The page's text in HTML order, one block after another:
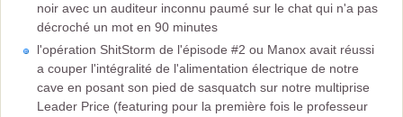
noir avec un auditeur inconnu paumé sur le chat qui n'a pas
décroché un mot en 90 minutes
l'opération ShitStorm de l'épisode #2 ou Manox avait réussi
a couper l'intégralité de l'alimentation électrique de notre
cave en posant son pied de sasquatch sur notre multiprise
Leader Price (featuring pour la première fois le professeur